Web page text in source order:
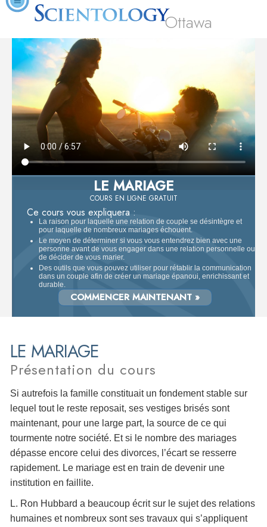
Ottawa
LE MARIAGE
COURS EN LIGNE GRATUIT
Ce cours vous expliquera :
La raison pour laquelle une relation de couple se désintègre et
pour laquelle de nombreux mariages échouent.
Le moyen de déterminer si vous vous entendrez bien avec une
personne avant de vous engager dans une relation personnelle ou
de décider de vous marier.
Des outils que vous pouvez utiliser pour rétablir la communication
dans un couple afin de créer un mariage épanoui, enrichissant et
durable.
COMMENCER MAINTENANT »
LE MARIAGE
Présentation du cours
Si autrefois la famille constituait un fondement stable sur
lequel tout le reste reposait, ses vestiges brisés sont
maintenant, pour une large part, la source de ce qui
tourmente notre société. Et si le nombre des mariages
dépasse encore celui des divorces, l’écart se resserre
rapidement. Le mariage est en train de devenir une
institution en faillite.
L. Ron Hubbard a beaucoup écrit sur le sujet des relations
humaines et nombreux sont ses travaux qui s’appliquent